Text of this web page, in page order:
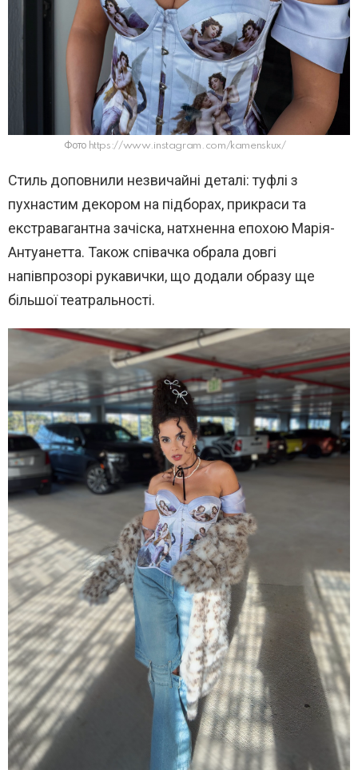
Фото https://www.instagram.com/kamenskux/
Стиль доповнили незвичайні деталі: туфлі з
пухнастим декором на підборах, прикраси та
екстравагантна зачіска, натхненна епохою Марія-
Антуанетта. Також співачка обрала довгі
напівпрозорі рукавички, що додали образу ще
більшої театральності.